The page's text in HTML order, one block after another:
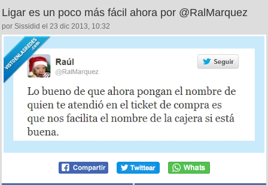
Ligar es un poco más fácil ahora por @RalMarquez
por Sissidid el 23 dic 2013, 10:32